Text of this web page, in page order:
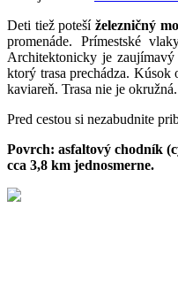
Deti tiež potešíželezničný
promenáde. Prímestské
Architektonicky je
ktorý trasa prechádza. Kúsok
kaviareň. Trasa nie je okružná.
Pred cestou si nezabudnite
Povrch: asfaltový chodník
cca 3,8 km jednosmerne.